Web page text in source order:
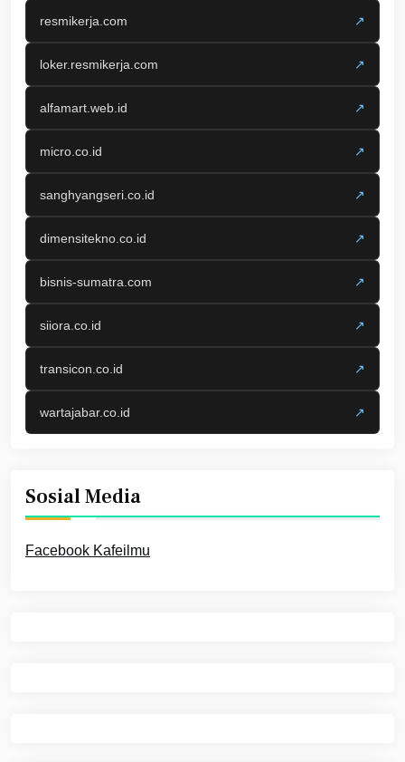
resmikerja.com ↗
loker.resmikerja.com ↗
alfamart.web.id ↗
micro.co.id ↗
sanghyangseri.co.id ↗
dimensitekno.co.id ↗
bisnis-sumatra.com ↗
siiora.co.id ↗
transicon.co.id ↗
wartajabar.co.id ↗
Sosial Media
Facebook Kafeilmu